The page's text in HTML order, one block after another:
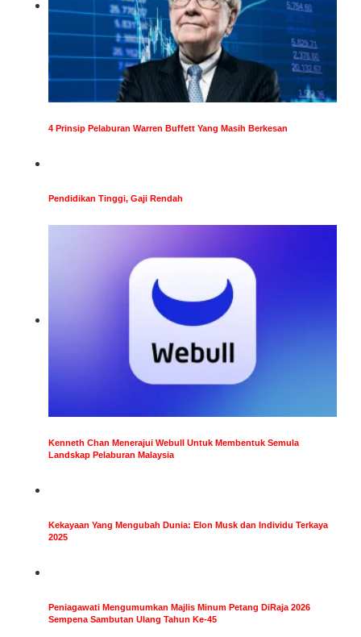
4 Prinsip Pelaburan Warren Buffett Yang Masih Berkesan
Pendidikan Tinggi, Gaji Rendah
Kenneth Chan Menerajui Webull Untuk Membentuk Semula
Landskap Pelaburan Malaysia
Kekayaan Yang Mengubah Dunia: Elon Musk dan Individu Terkaya
2025
Peniagawati Mengumumkan Majlis Minum Petang DiRaja 2026
Sempena Sambutan Ulang Tahun Ke-45